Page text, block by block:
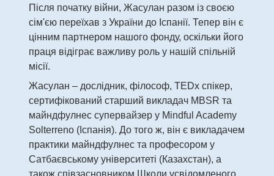
Після початку війни, Жасулан разом із своєю
сім'єю переїхав з України до Іспанії. Тепер він є
цінним партнером нашого фонду, оскільки його
праця відіграє важливу роль у нашій спільній
місії.
Жасулан – дослідник, філософ, TEDx спікер,
сертифікований старший викладач MBSR та
майндфулнес супервайзер у Mindful Academy
Solterreno (Іспанія). До того ж, він є викладачем
практики майндфулнес та професором у
Сатбаєвському університеті (Казахстан), а